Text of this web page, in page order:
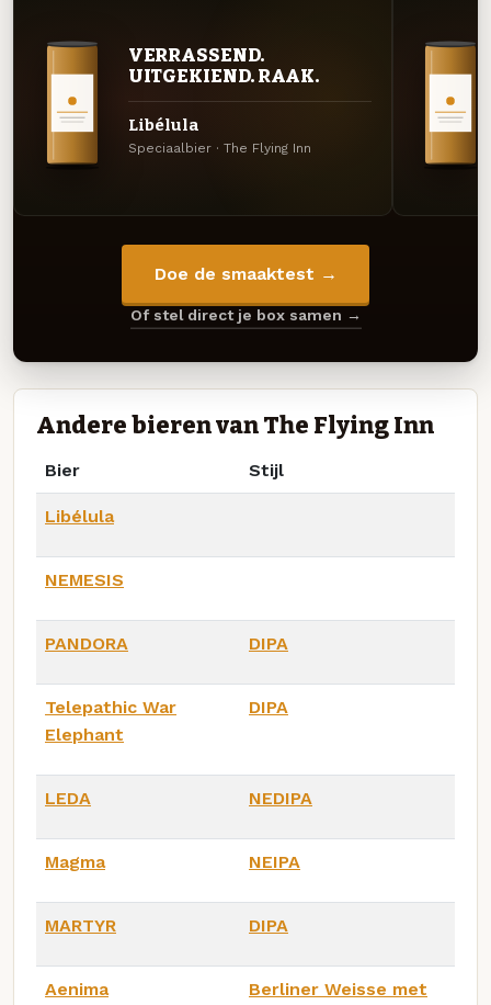
VERRASSEND.
UITGEKIEND. RAAK.
Libélula
Speciaalbier · The Flying Inn
Doe de smaaktest →
Of stel direct je box samen →
Andere bieren van The Flying Inn
Bier Stijl
Libélula
NEMESIS
PANDORA DIPA
Telepathic War
Elephant
DIPA
LEDA NEDIPA
Magma NEIPA
MARTYR DIPA
Aenima
Berliner Weisse met